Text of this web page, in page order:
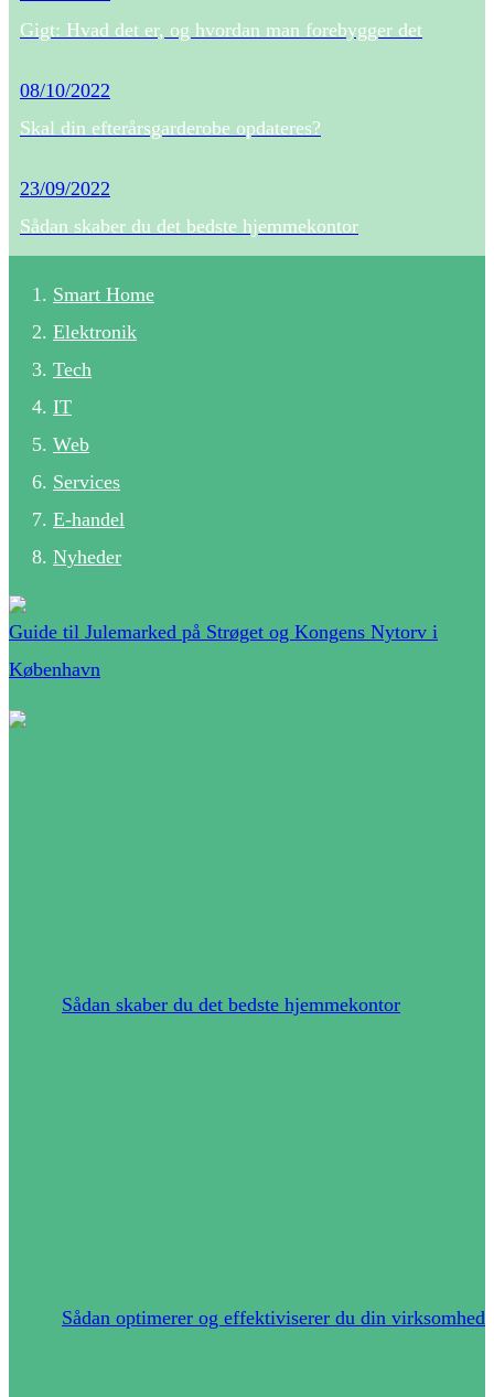
Gigt: Hvad det er, og hvordan man forebygger det
08/10/2022
Skal din efterårsgarderobe opdateres?
23/09/2022
Sådan skaber du det bedste hjemmekontor
Smart Home
Elektronik
Tech
IT
Web
Services
E-handel
Nyheder
Guide til Julemarked på Strøget og Kongens Nytorv i
København
Sådan skaber du det bedste hjemmekontor
Sådan optimerer og effektiviserer du din virksomhed